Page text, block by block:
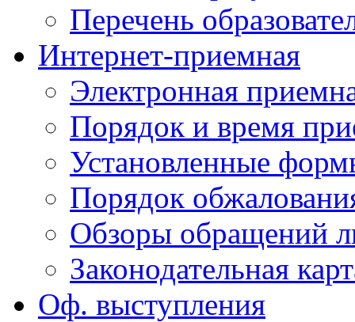
Перечень
Интернет-приемная
Электронная
Порядок и время
Установленные
Порядок
Обзоры обращений
Законодательная
Оф. выступления